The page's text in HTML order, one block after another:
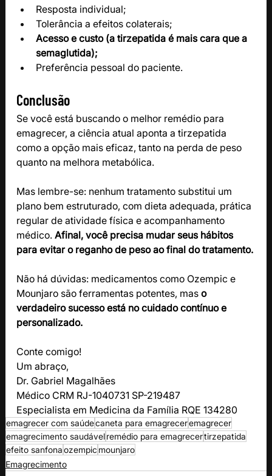
Resposta individual;
Tolerância a efeitos colaterais;
Acesso e custo (a tirzepatida é mais cara que a
semaglutida);
Preferência pessoal do paciente.
Conclusão
Se você está buscando o melhor remédio para
emagrecer, a ciência atual aponta a tirzepatida
como a opção mais eficaz, tanto na perda de peso
quanto na melhora metabólica.
Mas lembre-se: nenhum tratamento substitui um
plano bem estruturado, com dieta adequada, prática
regular de atividade física e acompanhamento
médico. Afinal, você precisa mudar seus hábitos
para evitar o reganho de peso ao final do tratamento.
Não há dúvidas: medicamentos como Ozempic e
Mounjaro são ferramentas potentes, mas o
verdadeiro sucesso está no cuidado contínuo e
personalizado.
Conte comigo!
Um abraço,
Dr. Gabriel Magalhães
Médico CRM RJ-1040731 SP-219487
Especialista em Medicina da Família RQE 134280
emagrecer com saúdecaneta para emagreceremagrecer
emagrecimento saudávelremédio para emagrecertirzepatida
efeito sanfonaozempic mounjaro
Emagrecimento